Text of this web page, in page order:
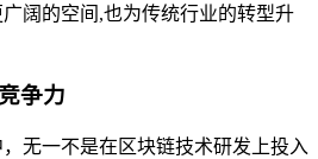
阔的空间,也为传统行业的转型升
争力
无一不是在区块链技术研发上投入